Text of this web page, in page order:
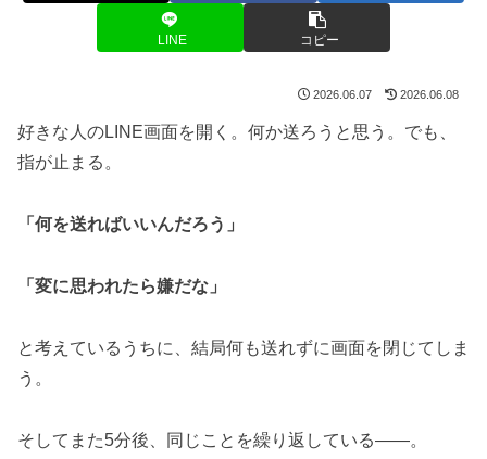
LINE コピー
2026.06.07 2026.06.08
好きな人のLINE画面を開く。何か送ろうと思う。でも、
指が止まる。
「何を送ればいいんだろう」
「変に思われたら嫌だな」
と考えているうちに、結局何も送れずに画面を閉じてしま
う。
そしてまた5分後、同じことを繰り返している——。